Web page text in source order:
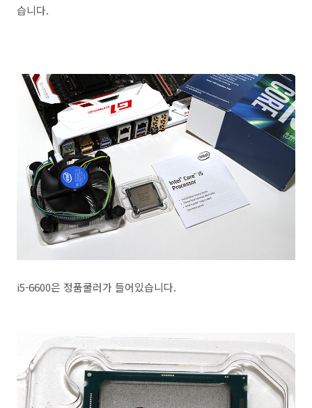
습니다.
i5-6600은 정품쿨러가 들어있습니다.